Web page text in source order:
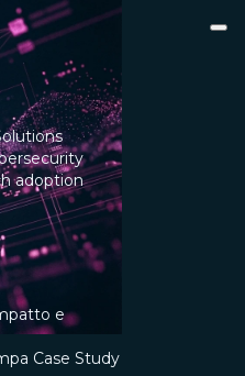
adoption
e
Case Study